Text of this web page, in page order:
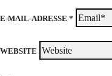
E-MAIL-ADRESSE *
WEBSITE